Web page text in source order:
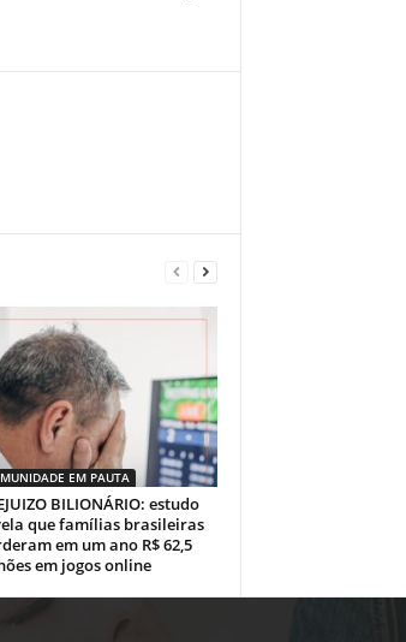
EM PAUTA
BILIONÁRIO: estudo
que famílias brasileiras
em um ano R$ 62,5
em jogos online